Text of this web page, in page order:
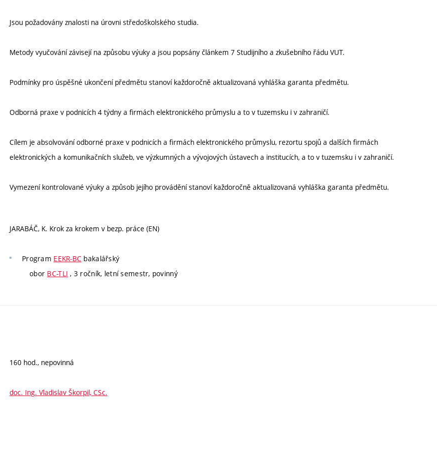
Jsou požadovány znalosti na úrovni středoškolského studia.
Metody vyučování závisejí na způsobu výuky a jsou popsány článkem 7 Studijního a zkušebního řádu VUT.
Podmínky pro úspěšné ukončení předmětu stanoví každoročně aktualizovaná vyhláška garanta předmětu.
Odborná praxe v podnicích 4 týdny a firmách elektronického průmyslu a to v tuzemsku i v zahraničí.
Cílem je absolvování odborné praxe v podnicích a firmách elektronického průmyslu, rezortu spojů a dalších firmách
elektronických a komunikačních služeb, ve výzkumných a vývojových ústavech a institucích, a to v tuzemsku i v zahraničí.
Vymezení kontrolované výuky a způsob jejího provádění stanoví každoročně aktualizovaná vyhláška garanta předmětu.
JARABÁČ, K. Krok za krokem v bezp. práce (EN)
Program EEKR-BC bakalářský
obor BC-TLI , 3 ročník, letní semestr, povinný
160 hod., nepovinná
doc. Ing. Vladislav Škorpil, CSc.